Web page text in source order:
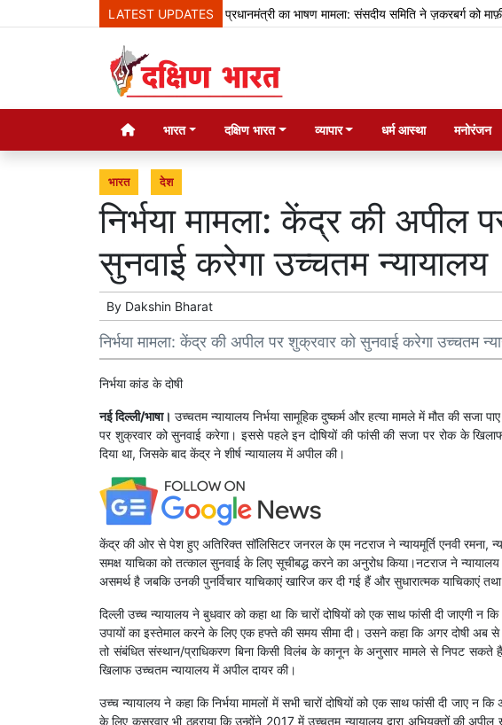
LATEST UPDATESप्रधानमंत्री का भाषण मामला: संसदीय समिति ने ज़करबर्ग को माफ़ी
भारत दक्षिण भारत व्यापार धर्म आस्था मनोरंजन
भारत देश
निर्भया मामला: केंद्र की अपील
सुनवाई करेगा उच्चतम न्यायालय
By Dakshin Bharat
निर्भया मामला: केंद्र की अपील पर शुक्रवार को सुनवाई करेगा उच्चतम
निर्भया कांड के दोषी
नई दिल्ली/भाषा। उच्चतम न्यायालय निर्भया सामूहिक दुष्कर्म और हत्या मामले में मौत की सजा
पर शुक्रवार को सुनवाई करेगा। इससे पहले इन दोषियों की फांसी की सजा पर रोक के
दिया था, जिसके बाद केंद्र ने शीर्ष न्यायालय में अपील की।
केंद्र की ओर से पेश हुए अतिरिक्त सॉलिसिटर जनरल के एम नटराज ने न्यायमूर्ति एनवी रमना,
समक्ष याचिका को तत्काल सुनवाई के लिए सूचीबद्ध करने का अनुरोध किया।नटराज ने
असमर्थ है जबकि उनकी पुनर्विचार याचिकाएं खारिज कर दी गई हैं और सुधारात्मक याचिकाएं
दिल्ली उच्च न्यायालय ने बुधवार को कहा था कि चारों दोषियों को एक साथ फांसी दी जाएगी
उपायों का इस्तेमाल करने के लिए एक हफ्ते की समय सीमा दी। उसने कहा कि अगर दोषी अब से
तो संबंधित संस्थान/प्राधिकरण बिना किसी विलंब के कानून के अनुसार मामले से निपट
खिलाफ उच्चतम न्यायालय में अपील दायर की।
उच्च न्यायालय ने कहा कि निर्भया मामलों में सभी चारों दोषियों को एक साथ फांसी दी जाए
के लिए कसूरवार भी ठहराया कि उन्होंने 2017 में उच्चतम न्यायालय द्वारा अभियुक्तों की